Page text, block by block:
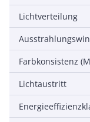
Lichtverteilung
Lichtaustritt